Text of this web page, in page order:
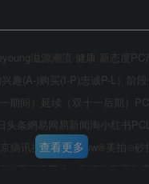
滋源潮流·健康·新态度
趣(A-)购买(I-P)忠诚P-L）阶段
期间）延续（双十一后期）
头条網易网易新闻淘小红书
病讯搜狐新闻Youw®美拍⊙砂
淘宝直播双十一资源位配置淘
查看更多